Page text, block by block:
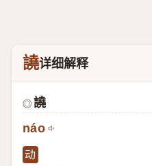
譊详细解释
◎ 譊
náo
动